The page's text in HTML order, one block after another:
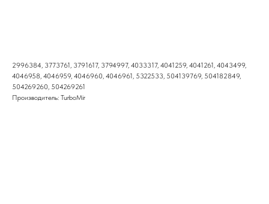
2996384, 3773761, 3791617, 3794997, 4033317, 4041259, 4041261, 4043499,
4046958, 4046959, 4046960, 4046961, 5322533, 504139769, 504182849,
504269260, 504269261
Производитель: TurboMir